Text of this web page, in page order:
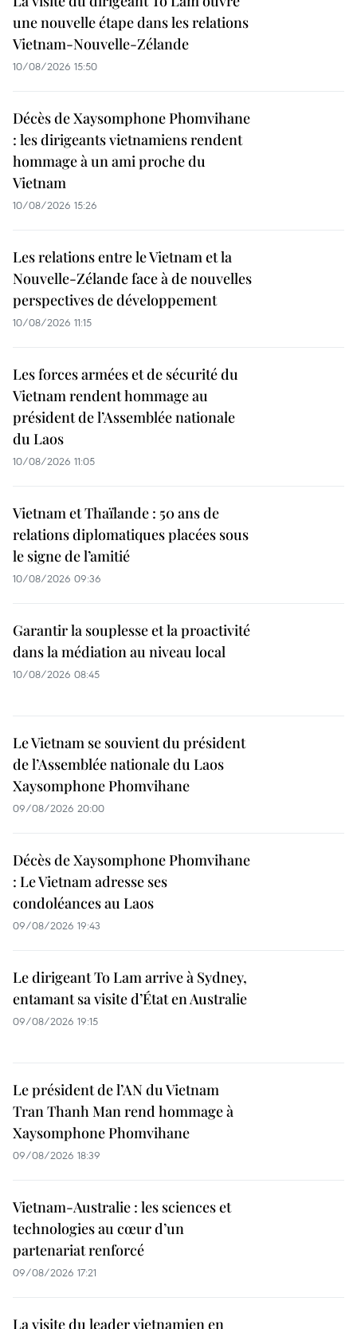
une nouvelle étape dans les relations
Vietnam-Nouvelle-Zélande
10/08/2026 15:50
Décès de Xaysomphone Phomvihane
: les dirigeants vietnamiens rendent
hommage à un ami proche du
Vietnam
10/08/2026 15:26
Les relations entre le Vietnam et la
Nouvelle-Zélande face à de nouvelles
perspectives de développement
10/08/2026 11:15
Les forces armées et de sécurité du
Vietnam rendent hommage au
président de l’Assemblée nationale
du Laos
10/08/2026 11:05
Vietnam et Thaïlande : 50 ans de
relations diplomatiques placées sous
le signe de l’amitié
10/08/2026 09:36
Garantir la souplesse et la proactivité
dans la médiation au niveau local
10/08/2026 08:45
Le Vietnam se souvient du président
de l’Assemblée nationale du Laos
Xaysomphone Phomvihane
09/08/2026 20:00
Décès de Xaysomphone Phomvihane
: Le Vietnam adresse ses
condoléances au Laos
09/08/2026 19:43
Le dirigeant To Lam arrive à Sydney,
entamant sa visite d’État en Australie
09/08/2026 19:15
Le président de l’AN du Vietnam
Tran Thanh Man rend hommage à
Xaysomphone Phomvihane
09/08/2026 18:39
Vietnam-Australie : les sciences et
technologies au cœur d’un
partenariat renforcé
09/08/2026 17:21
La visite du leader vietnamien en